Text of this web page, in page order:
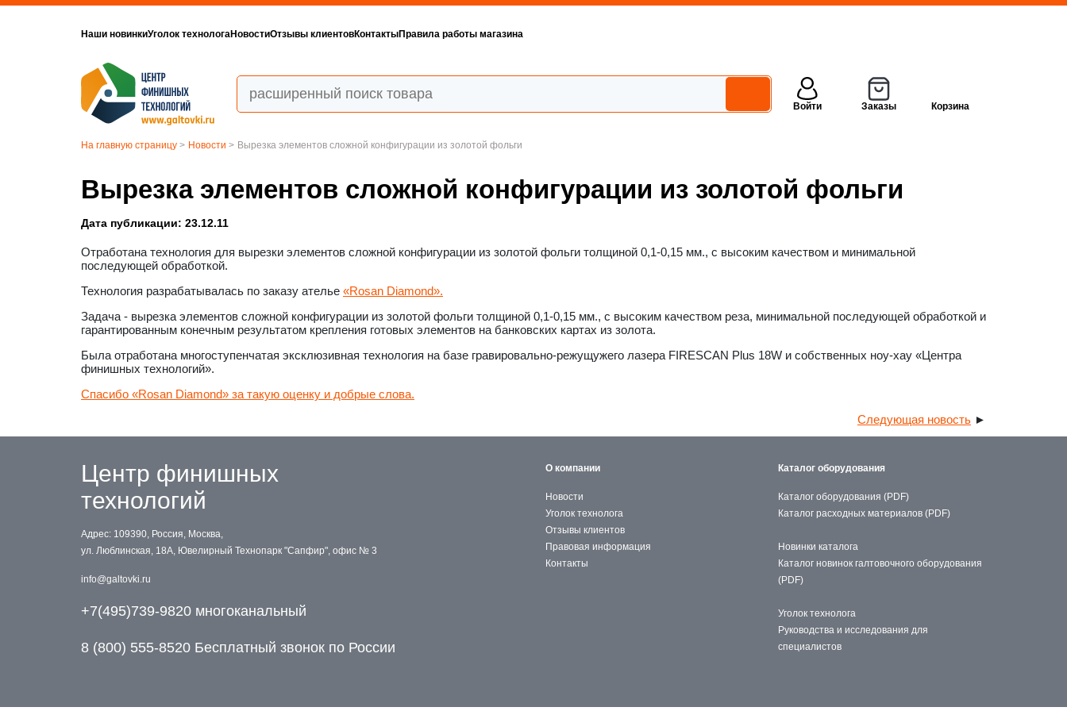
Наши новинкиУголок технологаНовостиОтзывы клиентовКонтактыПравила работы магазина
Войти Заказы Корзина
На главную страницу > Новости > Вырезка элементов сложной конфигурации из золотой фольги
Вырезка элементов сложной конфигурации из золотой фольги
Дата публикации: 23.12.11
Отработана технология для вырезки элементов сложной конфигурации из золотой фольги толщиной 0,1-0,15 мм., с высоким качеством и минимальной
последующей обработкой.
Технология разрабатывалась по заказу ателье «Rosan Diamond».
Задача - вырезка элементов сложной конфигурации из золотой фольги толщиной 0,1-0,15 мм., с высоким качеством реза, минимальной последующей обработкой и
гарантированным конечным результатом крепления готовых элементов на банковских картах из золота.
Была отработана многоступенчатая эксклюзивная технология на базе гравировально-режущужего лазера FIRESCAN Plus 18W и собственных ноу-хау «Центра
финишных технологий».
Спасибо «Rosan Diamond» за такую оценку и добрые слова.
Следующая новость ►
Центр финишных
технологий
Адрес: 109390, Россия, Москва,
ул. Люблинская, 18А, Ювелирный Технопарк "Сапфир", офис № 3
info@galtovki.ru
+7(495)739-9820 многоканальный
8 (800) 555-8520 Бесплатный звонок по России
О компании
Новости
Уголок технолога
Отзывы клиентов
Правовая информация
Контакты
Каталог оборудования
Каталог оборудования (PDF)
Каталог расходных материалов (PDF)
Новинки каталога
Каталог новинок галтовочного оборудования
(PDF)
Уголок технолога
Руководства и исследования для
специалистов